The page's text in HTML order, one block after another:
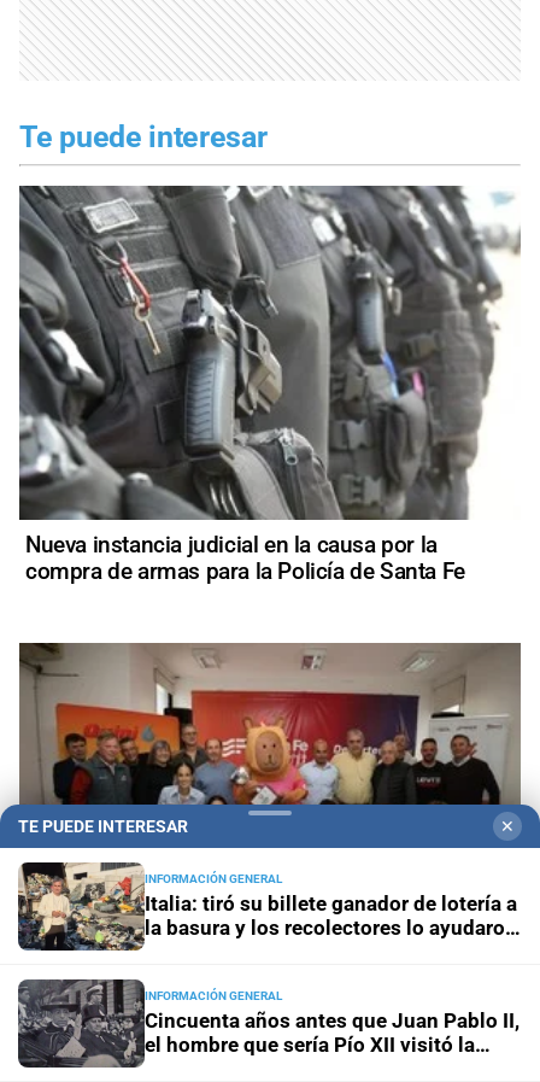
Te puede interesar
Nueva instancia judicial en la causa por la
compra de armas para la Policía de Santa Fe
La Copa Santa Fe fortalece el ciclismo con
nuevas competencias de ruta y pista
TE PUEDE INTERESAR ✕
INFORMACIÓN GENERAL
Italia: tiró su billete ganador de lotería a
la basura y los recolectores lo ayudaron
INFORMACIÓN GENERAL
Cincuenta años antes que Juan Pablo II,
el hombre que sería Pío XII visitó la